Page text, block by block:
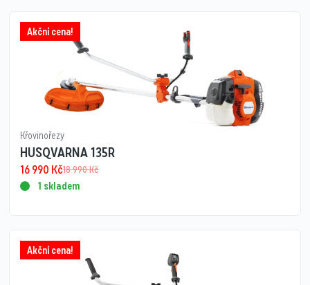
Akční cena!
Křovinořezy
HUSQVARNA 135R
18 990Kč
16 990 Kč
1 skladem
Akční cena!